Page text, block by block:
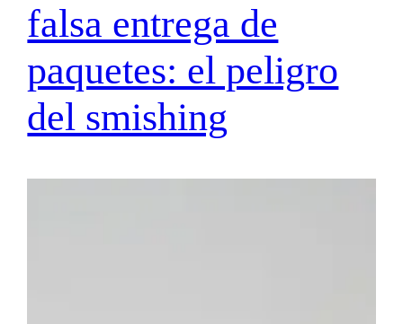
falsa entrega de
paquetes: el peligro
del smishing